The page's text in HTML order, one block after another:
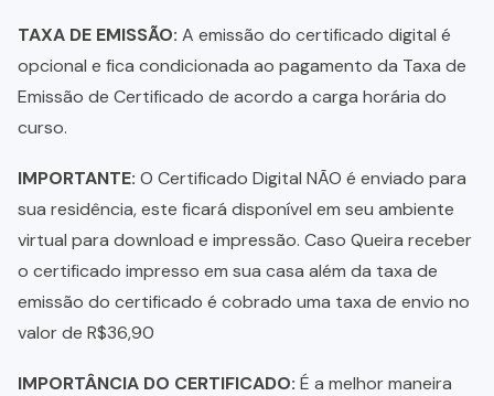
TAXA DE EMISSÃO: A emissão do certificado digital é
opcional e fica condicionada ao pagamento da Taxa de
Emissão de Certificado de acordo a carga horária do
curso.
IMPORTANTE: O Certificado Digital NÃO é enviado para
sua residência, este ficará disponível em seu ambiente
virtual para download e impressão. Caso Queira receber
o certificado impresso em sua casa além da taxa de
emissão do certificado é cobrado uma taxa de envio no
valor de R$36,90
IMPORTÂNCIA DO CERTIFICADO: É a melhor maneira